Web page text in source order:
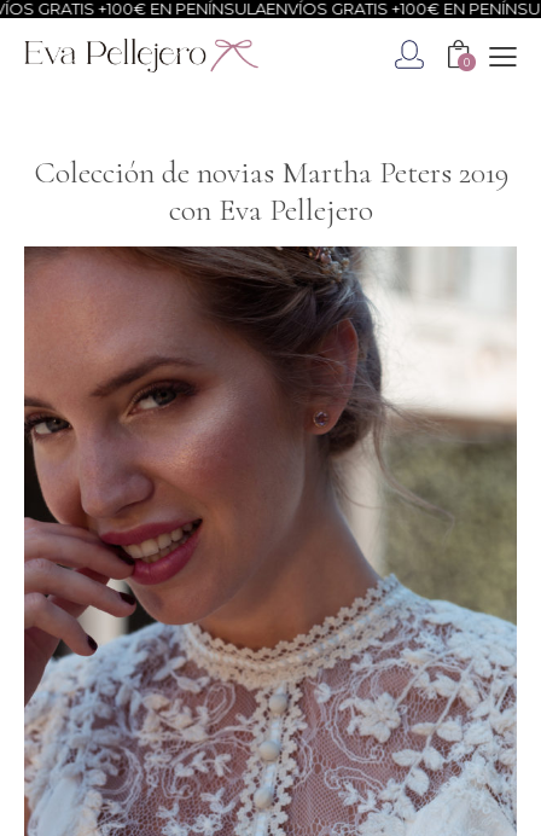
+100€ EN PENÍNSULAENVÍOS GRATIS +100€ EN PENÍNSULAENVÍOS
0
Colección de novias Martha Peters 2019
con Eva Pellejero